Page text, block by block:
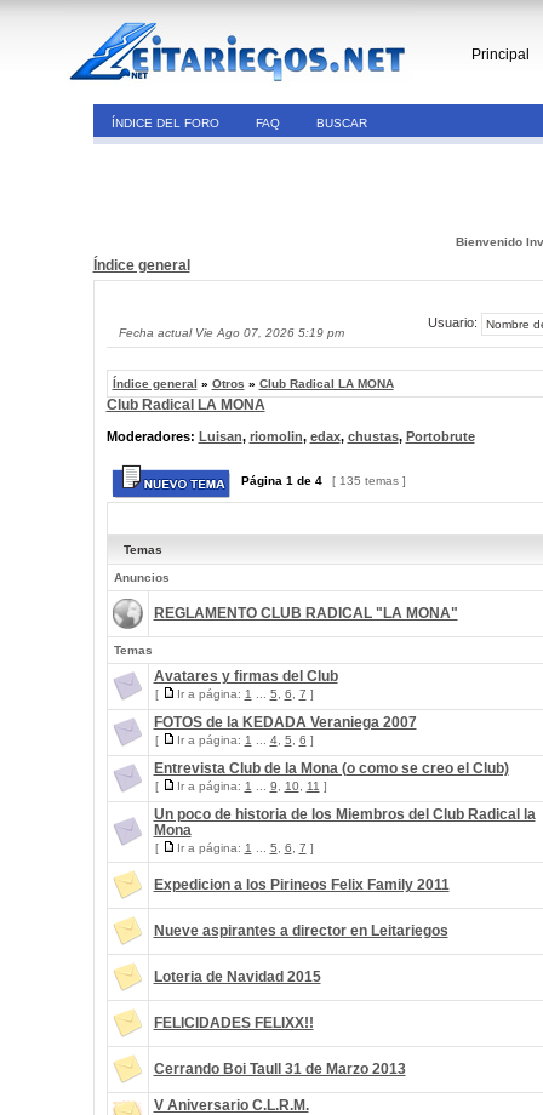
Principal
ÍNDICE DEL FORO FAQ BUSCAR
Bienvenido
Índice general
Fecha actual Vie Ago 07, 2026 5:19 pm
Usuario:
Índice general » Otros » Club Radical LA MONA
Club Radical LA MONA
Moderadores: Luisan, riomolin, edax, chustas, Portobrute
Página 1 de 4 [ 135 temas ]
Temas
Anuncios
REGLAMENTO CLUB RADICAL "LA MONA"
Temas
Avatares y firmas del Club
[ Ir a página: 1 5 6 7 ]
FOTOS de la KEDADA Veraniega 2007
[ Ir a página: 1 4, 5 6 ]
Entrevista Club de la Mona (o como se creo el Club)
[ Ir a página: 1 9 10, 11 ]
Un poco de historia de los Miembros del Club Radical la
Mona
[ Ir a página: 1 5 6 7 ]
Expedicion a los Pirineos Felix Family 2011
Nueve aspirantes a director en Leitariegos
Loteria de Navidad 2015
FELICIDADES FELIXX!!
Cerrando Boi Taull 31 de Marzo 2013
V Aniversario C.L.R.M.